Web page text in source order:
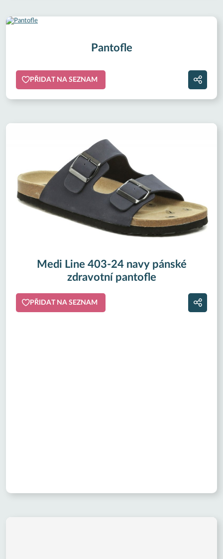
Pantofle
PŘIDAT NA SEZNAM
Medi Line 403-24 navy pánské
zdravotní pantofle
PŘIDAT NA SEZNAM